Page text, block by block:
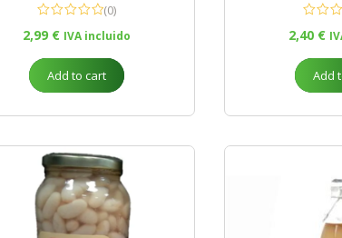
(0)
2,99 € IVA incluido
Add to cart
2,40 €
Add